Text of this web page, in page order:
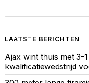
LAATSTE BERICHTEN
Ajax wint thuis met 3-
kwalificatiewedstrijd